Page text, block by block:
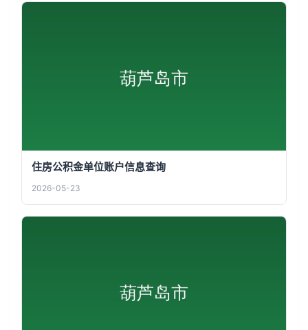
住房公积金单位账户信息查询
2026-05-23